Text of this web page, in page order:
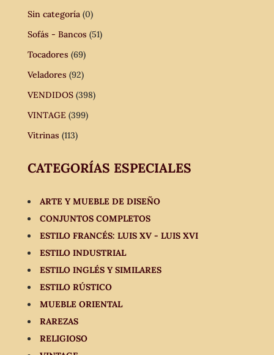
Sin categoría (0)
Sofás - Bancos (51)
Tocadores (69)
Veladores (92)
VENDIDOS (398)
VINTAGE (399)
Vitrinas (113)
CATEGORÍAS ESPECIALES
ARTE Y MUEBLE DE DISEÑO
CONJUNTOS COMPLETOS
ESTILO FRANCÉS: LUIS XV - LUIS XVI
ESTILO INDUSTRIAL
ESTILO INGLÉS Y SIMILARES
ESTILO RÚSTICO
MUEBLE ORIENTAL
RAREZAS
RELIGIOSO